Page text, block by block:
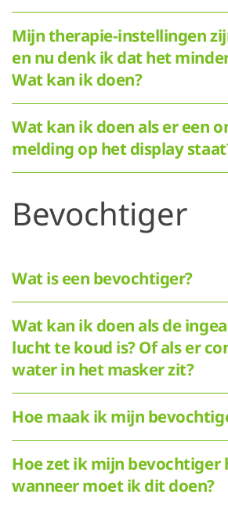
Mijn therapie-instellingen
en nu denk ik dat het
Wat kan ik doen?
Wat kan ik doen als er een
melding op het display
Bevochtiger
Wat is een bevochtiger?
Wat kan ik doen als de
lucht te koud is? Of als er
water in het masker zit?
Hoe maak ik mijn
Hoe zet ik mijn bevochtiger
wanneer moet ik dit doen?